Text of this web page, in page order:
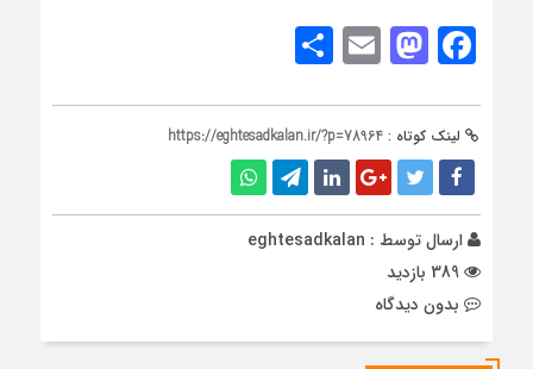
Facebook
Mastodon
Email
لینک کوتاه : https://eghtesadkalan.ir/?p=78964
ارسال توسط : eghtesadkalan
بدون دیدگاه